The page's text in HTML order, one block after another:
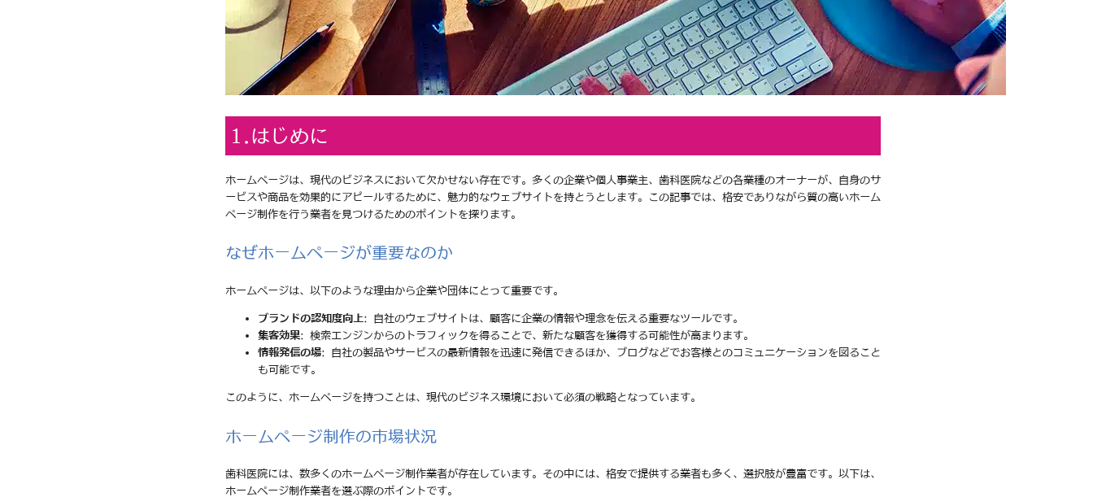
1.はじめに
ホームページは、現代のビジネスにおいて欠かせない存在です。多くの企業や個人事業主、歯科医院などの各業種のオーナーが、自身のサ
ービスや商品を効果的にアピールするために、魅力的なウェブサイトを持とうとします。この記事では、格安でありながら質の高いホーム
ページ制作を行う業者を見つけるためのポイントを探ります。
なぜホームページが重要なのか
ホームページは、以下のような理由から企業や団体にとって重要です。
ブランドの認知度向上: 自社のウェブサイトは、顧客に企業の情報や理念を伝える重要なツールです。
集客効果: 検索エンジンからのトラフィックを得ることで、新たな顧客を獲得する可能性が高まります。
情報発信の場: 自社の製品やサービスの最新情報を迅速に発信できるほか、ブログなどでお客様とのコミュニケーションを図ること
も可能です。
このように、ホームページを持つことは、現代のビジネス環境において必須の戦略となっています。
ホームページ制作の市場状況
歯科医院には、数多くのホームページ制作業者が存在しています。その中には、格安で提供する業者も多く、選択肢が豊富です。以下は、
ホームページ制作業者を選ぶ際のポイントです。